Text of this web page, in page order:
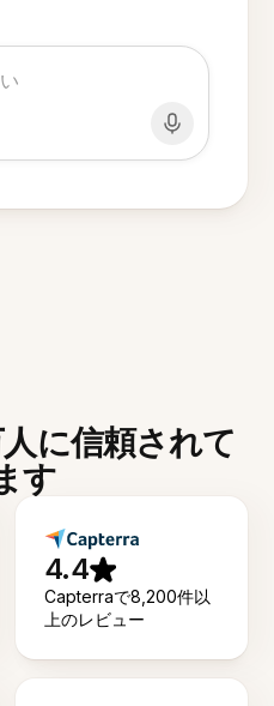
に信頼されて
す
4.4
Capterraで8,200件以
上のレビュー